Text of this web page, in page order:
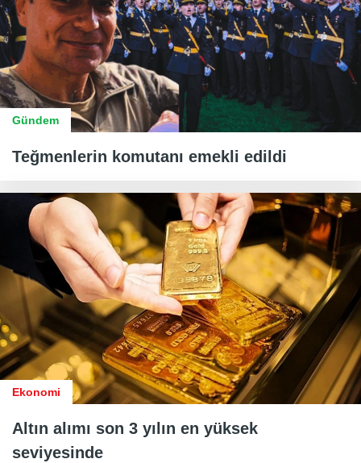
Gündem
Teğmenlerin komutanı emekli edildi
Ekonomi
Altın alımı son 3 yılın en yüksek
seviyesinde